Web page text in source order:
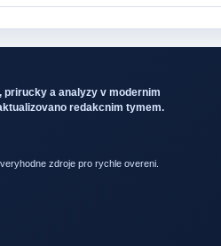
prirucky a analyzy v modernim
redakcnim tymem.
zdroje pro rychle overeni.